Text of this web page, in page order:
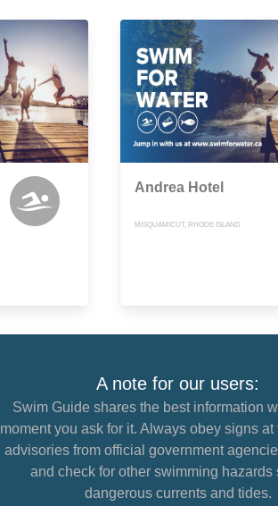
Andrea Hotel
MISQUAMICUT, RHODE ISLAND
A note for our users:
Swim Guide shares the best information
moment you ask for it. Always obey signs at
advisories from official government
and check for other swimming hazards
dangerous currents and tides.